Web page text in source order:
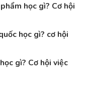
học gì? Cơ hội
học gì? cơ hội
gì? Cơ hội việc